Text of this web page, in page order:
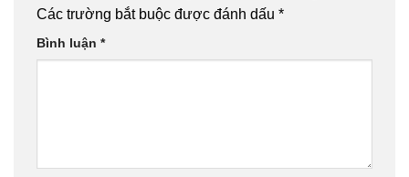
Các trường bắt buộc được đánh dấu *
Bình luận *